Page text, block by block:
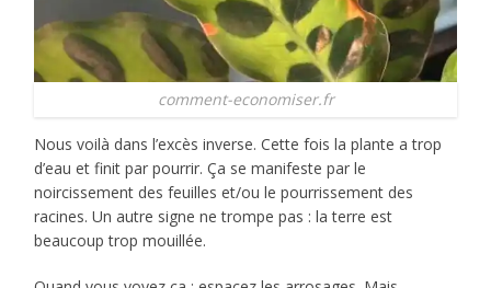
comment-economiser.fr
Nous voilà dans l’excès inverse. Cette fois la plante a trop
d’eau et finit par pourrir. Ça se manifeste par le
noircissement des feuilles et/ou le pourrissement des
racines. Un autre signe ne trompe pas : la terre est
beaucoup trop mouillée.